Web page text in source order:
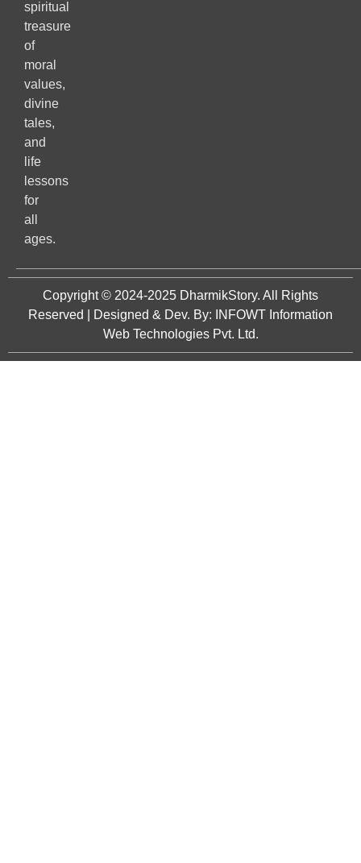
spiritual
treasure
of
moral
values,
divine
tales,
and
life
lessons
for
all
ages.
Copyright © 2024-2025 DharmikStory. All Rights
Reserved | Designed & Dev. By:
INFOWT Information
Web Technologies Pvt. Ltd.